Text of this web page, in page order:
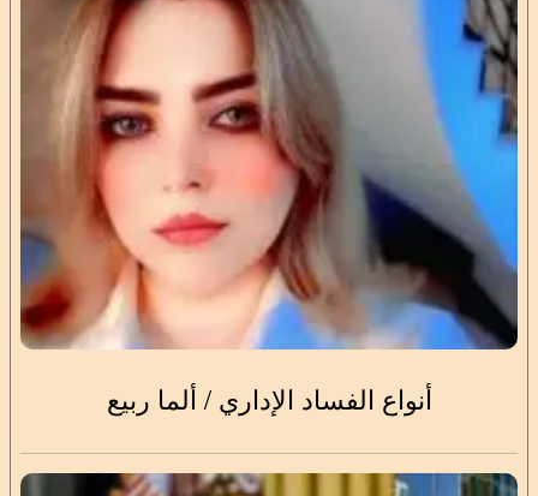
أنواع الفساد الإداري / ألما ربيع